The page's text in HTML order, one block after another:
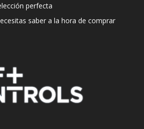
perfecta
saber a la hora de comprar